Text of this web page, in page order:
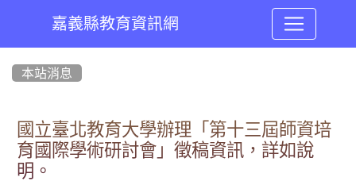
嘉義縣教育資訊網
本站消息
國立臺北教育大學辦理「第十三屆師資培
育國際學術研討會」徵稿資訊，詳如說
明。